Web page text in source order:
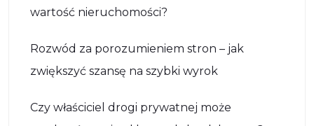
wartość nieruchomości?
Rozwód za porozumieniem stron – jak
zwiększyć szansę na szybki wyrok
Czy właściciel drogi prywatnej może